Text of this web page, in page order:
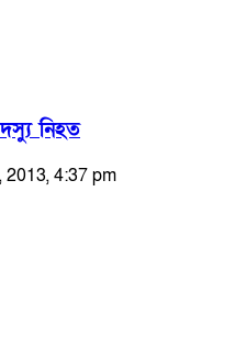
নিহত
2013, 4:37 pm